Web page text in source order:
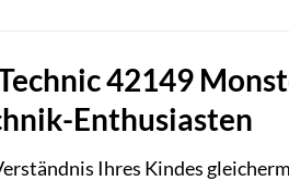
42149
Enthusiasten
Ihres Kindes